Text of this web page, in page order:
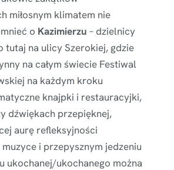
miłosnym klimatem nie
o Kazimierzu – dzielnicy
tutaj na ulicy Szerokiej, gdzie
na całym świecie Festiwal
na każdym kroku
knajpki i restauracyjki,
dźwiękach przepięknej,
aurę refleksyjności
i przepysznym jedzeniu
ukochanej/ukochanego można